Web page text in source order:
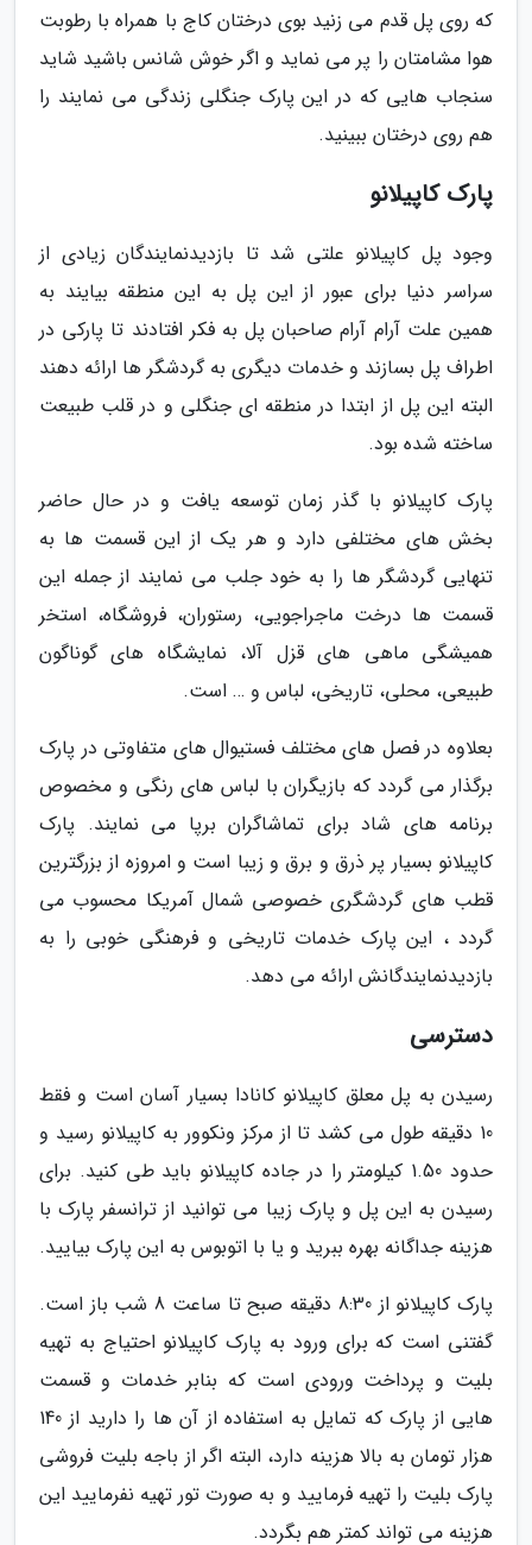
که روی پل قدم می زنید بوی درختان کاج با همراه با رطوبت
هوا مشامتان را پر می نماید و اگر خوش شانس باشید شاید
سنجاب هایی که در این پارک جنگلی زندگی می نمایند را
هم روی درختان ببینید.
پارک کاپیلانو
وجود پل کاپیلانو علتی شد تا بازدیدنمایندگان زیادی از
سراسر دنیا برای عبور از این پل به این منطقه بیایند به
همین علت آرام آرام صاحبان پل به فکر افتادند تا پارکی در
اطراف پل بسازند و خدمات دیگری به گردشگر ها ارائه دهند
البته این پل از ابتدا در منطقه ای جنگلی و در قلب طبیعت
ساخته شده بود.
پارک کاپیلانو با گذر زمان توسعه یافت و در حال حاضر
بخش های مختلفی دارد و هر یک از این قسمت ها به
تنهایی گردشگر ها را به خود جلب می نمایند از جمله این
قسمت ها درخت ماجراجویی، رستوران، فروشگاه، استخر
همیشگی ماهی های قزل آلا، نمایشگاه های گوناگون
طبیعی، محلی، تاریخی، لباس و … است.
بعلاوه در فصل های مختلف فستیوال های متفاوتی در پارک
برگذار می گردد که بازیگران با لباس های رنگی و مخصوص
برنامه های شاد برای تماشاگران برپا می نمایند. پارک
کاپیلانو بسیار پر ذرق و برق و زیبا است و امروزه از بزرگترین
قطب های گردشگری خصوصی شمال آمریکا محسوب می
گردد ، این پارک خدمات تاریخی و فرهنگی خوبی را به
بازدیدنمایندگانش ارائه می دهد.
دسترسی
رسیدن به پل معلق کاپیلانو کانادا بسیار آسان است و فقط
10 دقیقه طول می کشد تا از مرکز ونکوور به کاپیلانو رسید و
حدود 1.50 کیلومتر را در جاده کاپیلانو باید طی کنید. برای
رسیدن به این پل و پارک زیبا می توانید از ترانسفر پارک با
هزینه جداگانه بهره ببرید و یا با اتوبوس به این پارک بیایید.
پارک کاپیلانو از 8:30 دقیقه صبح تا ساعت 8 شب باز است.
گفتنی است که برای ورود به پارک کاپیلانو احتیاج به تهیه
بلیت و پرداخت ورودی است که بنابر خدمات و قسمت
هایی از پارک که تمایل به استفاده از آن ها را دارید از 140
هزار تومان به بالا هزینه دارد، البته اگر از باجه بلیت فروشی
پارک بلیت را تهیه فرمایید و به صورت تور تهیه نفرمایید این
هزینه می تواند کمتر هم بگردد.